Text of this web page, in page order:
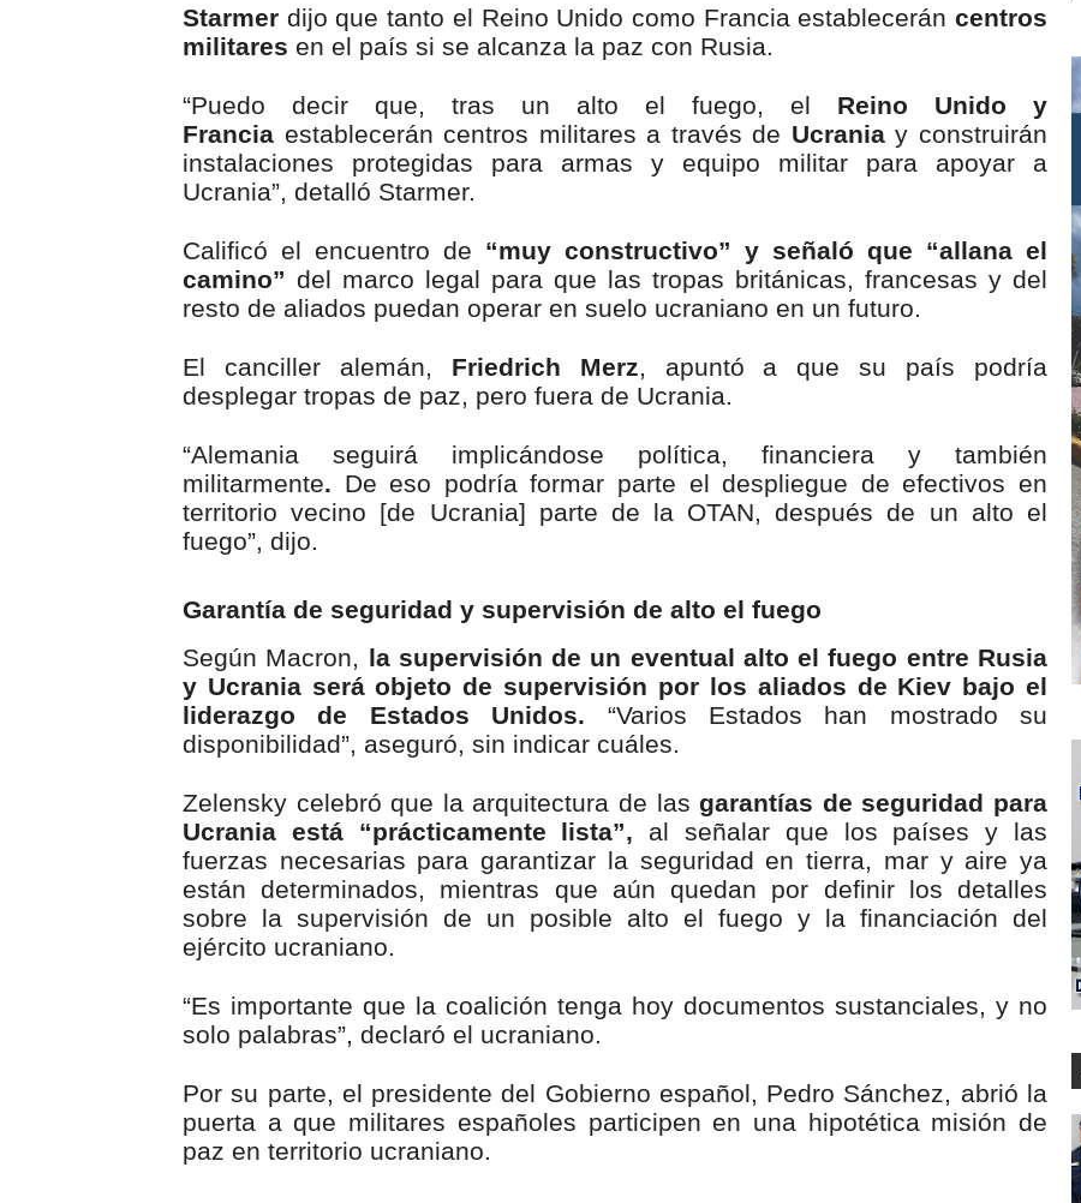
Starmer dijo que tanto el Reino Unido como Francia establecerán centros
militares en el país si se alcanza la paz con Rusia.
“Puedo decir que, tras un alto el fuego, el Reino Unido y
Francia establecerán centros militares a través de Ucraniay construirán
instalaciones protegidas para armas y equipo militar para apoyar a
Ucrania”, detalló Starmer.
Calificó el encuentro de “muy constructivo” y señaló que “allana el
camino” del marco legal para que las tropas británicas, francesas y del
resto de aliados puedan operar en suelo ucraniano en un futuro.
El canciller alemán, Friedrich Merz, apuntó a que su país podría
desplegar tropas de paz, pero fuera de Ucrania.
“Alemania seguirá implicándose política, financiera y también
militarmente. De eso podría formar parte el despliegue de efectivos en
territorio vecino [de Ucrania] parte de la OTAN, después de un alto el
fuego”, dijo.
Garantía de seguridad y supervisión de alto el fuego
Según Macron, la supervisión de un eventual alto el fuego entre Rusia
y Ucrania será objeto de supervisión por los aliados de Kiev bajo el
liderazgo de Estados Unidos. “Varios Estados han mostrado su
disponibilidad”, aseguró, sin indicar cuáles.
Zelensky celebró que la arquitectura de lasgarantías de seguridad para
Ucrania está “prácticamente lista”, al señalar que los países y las
fuerzas necesarias para garantizar la seguridad en tierra, mar y aire ya
están determinados, mientras que aún quedan por definir los detalles
sobre la supervisión de un posible alto el fuego y la financiación del
ejército ucraniano.
“Es importante que la coalición tenga hoy documentos sustanciales, y no
solo palabras”, declaró el ucraniano.
Por su parte, el presidente del Gobierno español, Pedro Sánchez, abrió la
puerta a que militares españoles participen en una hipotética misión de
paz en territorio ucraniano.